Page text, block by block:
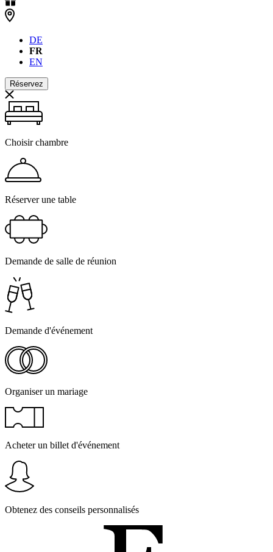
DE
FR
EN
Réservez
Choisir chambre
Réserver une table
Demande de salle de réunion
Demande d'événement
Organiser un mariage
Acheter un billet d'événement
Obtenez des conseils personnalisés